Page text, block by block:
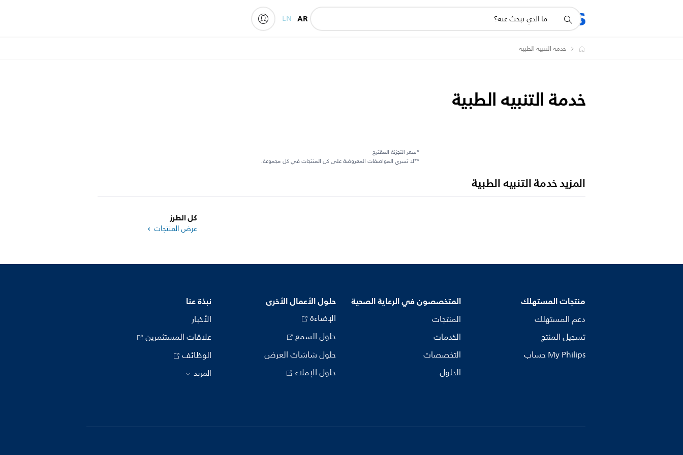
المنتجات
أيقونة
دعم
AR
EN
خدمة التنبيه الطبية
خدمة التنبيه الطبية
*سعر التجزئة المقترح
**لا تسري المواصفات المعروضة على كل المنتجات في كل مجموعة.
المزيد خدمة التنبيه الطبية
كل الطرز
عرض المنتجات
منتجات المستهلك
دعم المستهلك
تسجيل المنتج
My Philips حساب
المتخصصون في الرعاية الصحية
المنتجات
الخدمات
التخصصات
الحلول
حلول الأعمال الأخرى
الإضاءة
حلول السمع
حلول شاشات العرض
حلول الإملاء
نبذة عنا
الأخبار
علاقات المستثمرين
الوظائف
المزيد